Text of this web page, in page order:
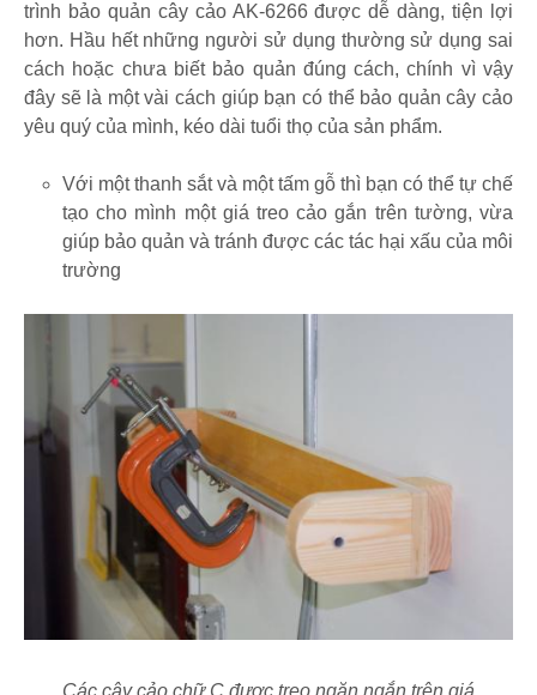
trình bảo quản cây cảo AK-6266 được dễ dàng, tiện lợi
hơn. Hầu hết những người sử dụng thường sử dụng sai
cách hoặc chưa biết bảo quản đúng cách, chính vì vậy
đây sẽ là một vài cách giúp bạn có thể bảo quản cây cảo
yêu quý của mình, kéo dài tuổi thọ của sản phẩm.
Với một thanh sắt và một tấm gỗ thì bạn có thể tự chế
tạo cho mình một giá treo cảo gắn trên tường, vừa
giúp bảo quản và tránh được các tác hại xấu của môi
trường